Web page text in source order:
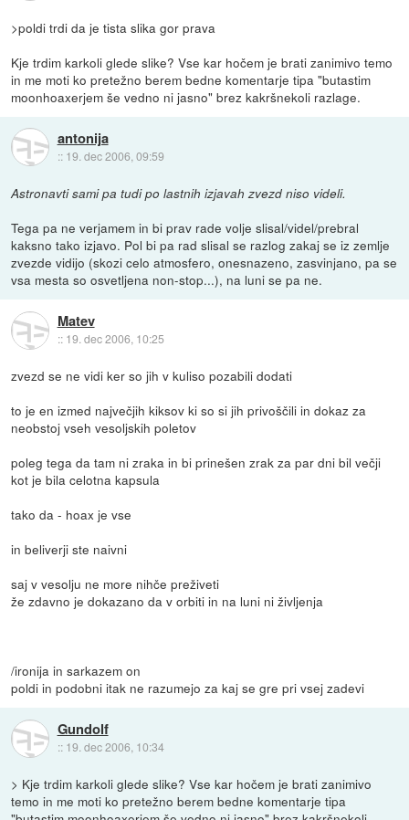
>poldi trdi da je tista slika gor prava
Kje trdim karkoli glede slike? Vse kar hočem je brati zanimivo temo
in me moti ko pretežno berem bedne komentarje tipa "butastim
moonhoaxerjem še vedno ni jasno" brez kakršnekoli razlage.
antonija
:: 19. dec 2006, 09:59
Astronavti sami pa tudi po lastnih izjavah zvezd niso videli.
Tega pa ne verjamem in bi prav rade volje slisal/videl/prebral
kaksno tako izjavo. Pol bi pa rad slisal se razlog zakaj se iz zemlje
zvezde vidijo (skozi celo atmosfero, onesnazeno, zasvinjano, pa se
vsa mesta so osvetljena non-stop...), na luni se pa ne.
Matev
:: 19. dec 2006, 10:25
zvezd se ne vidi ker so jih v kuliso pozabili dodati
to je en izmed največjih kiksov ki so si jih privoščili in dokaz za
neobstoj vseh vesoljskih poletov
poleg tega da tam ni zraka in bi prinešen zrak za par dni bil večji
kot je bila celotna kapsula
tako da - hoax je vse
in beliverji ste naivni
saj v vesolju ne more nihče preživeti
že zdavno je dokazano da v orbiti in na luni ni življenja
/ironija in sarkazem on
poldi in podobni itak ne razumejo za kaj se gre pri vsej zadevi
Gundolf
:: 19. dec 2006, 10:34
> Kje trdim karkoli glede slike? Vse kar hočem je brati zanimivo
temo in me moti ko pretežno berem bedne komentarje tipa